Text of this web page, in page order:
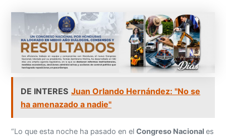
DE INTERES Juan Orlando Hernández: "No se
ha amenazado a nadie"
“Lo que esta noche ha pasado en elCongreso Nacionales